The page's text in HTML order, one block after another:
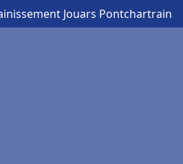
Jouars Pontchartrain